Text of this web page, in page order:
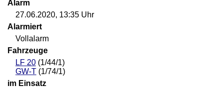
Alarm
27.06.2020, 13:35 Uhr
Alarmiert
Vollalarm
Fahrzeuge
LF 20 (1/44/1)
GW-T (1/74/1)
im Einsatz